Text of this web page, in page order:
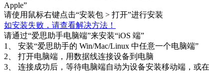
Apple”
请使用鼠标右键点击“安装包 > 打开”进行安装
如安装失败，请查看解决方法！
请通过“爱思助手电脑端”来安装“iOS 端”
1、
安装“爱思助手的 Win/Mac/Linux 中任意一个电脑端”
2、
打开电脑端，用数据线连接设备到电脑
3、
连接成功后，等待电脑端自动为设备安装移动端，或